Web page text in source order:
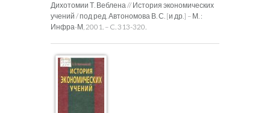
Дихотомии Т. Веблена // История экономических
учений / под ред. Автономова В. С. [и др.] – М. :
Инфра-М, 2001. – C. 313-320.